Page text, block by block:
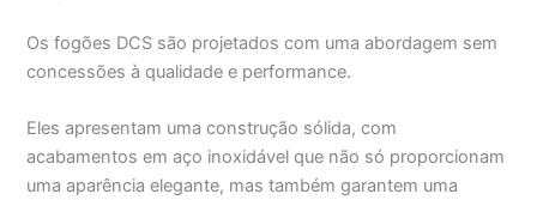
Os fogões DCS são projetados com uma abordagem sem
concessões à qualidade e performance.
Eles apresentam uma construção sólida, com
acabamentos em aço inoxidável que não só proporcionam
uma aparência elegante, mas também garantem uma